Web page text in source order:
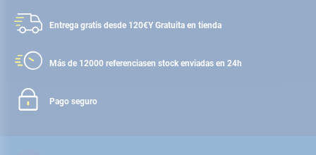
Entrega gratis desde 120€Y Gratuita en tienda
Más de 12000 referenciasen stock enviadas en 24h
Pago seguro